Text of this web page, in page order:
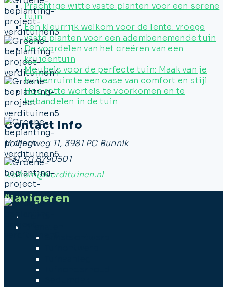
Prachtige witte vaste planten voor een serene
tuin
Een kleurrijk welkom voor de lente: vroege
vaste planten voor een adembenemende tuin
De voordelen van het creëren van een
kruidentuin
Meubels voor de perfecte tuin: Maak van je
buitenruimte een oase van comfort en stijl
Hoe rotte wortels te voorkomen en te
behandelen in de tuin
Contact Info
Veilingweg 11, 3981 PC Bunnik
+ 31 30 8790501
welkom@verdituinen.nl
Navigeren